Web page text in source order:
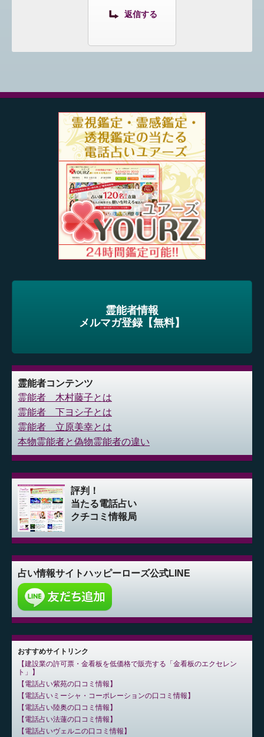
返信する
霊能者情報
メルマガ登録【無料】
霊能者コンテンツ
霊能者 木村藤子とは
霊能者 下ヨシ子とは
霊能者 立原美幸とは
本物霊能者と偽物霊能者の違い
評判！
当たる電話占い
クチコミ情報局
占い情報サイトハッピーローズ公式LINE
おすすめサイトリンク
建設業の許可票・金看板を低価格で販売する「金看板のエクセレン
ト」
電話占い紫苑の口コミ情報
電話占いミーシャ・コーポレーションの口コミ情報
電話占い陸奥の口コミ情報
電話占い法蓮の口コミ情報
電話占いヴェルニの口コミ情報